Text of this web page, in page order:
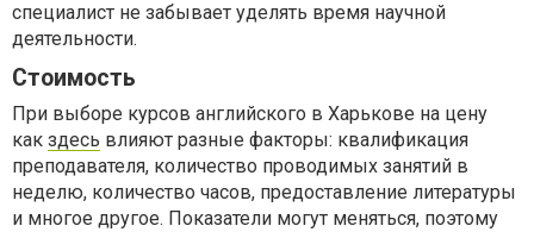
специалист не забывает уделять время научной
деятельности.
Стоимость
При выборе курсов английского в Харькове на цену
как здесь влияют разные факторы: квалификация
преподавателя, количество проводимых занятий в
неделю, количество часов, предоставление литературы
и многое другое. Показатели могут меняться, поэтому